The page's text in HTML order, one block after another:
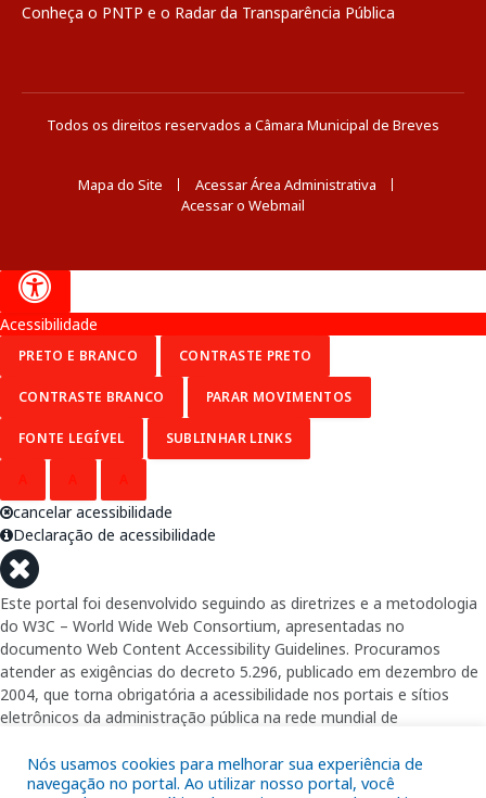
Conheça o PNTP e o Radar da Transparência Pública
Todos os direitos reservados a Câmara Municipal de Breves
Mapa do Site
Acessar Área Administrativa
Acessar o Webmail
Nós usamos cookies para melhorar sua experiência de
navegação no portal. Ao utilizar nosso portal, você
Acessibilidade
PRETO E BRANCO CONTRASTE PRETO
CONTRASTE BRANCO PARAR MOVIMENTOS
FONTE LEGÍVEL SUBLINHAR LINKS
cancelar acessibilidade
Declaração de acessibilidade
Este portal foi desenvolvido seguindo as diretrizes e a metodologia
do W3C – World Wide Web Consortium, apresentadas no
documento Web Content Accessibility Guidelines. Procuramos
atender as exigências do decreto 5.296, publicado em dezembro de
2004, que torna obrigatória a acessibilidade nos portais e sítios
eletrônicos da administração pública na rede mundial de
garantindo-lhes o pleno acesso aos conteúdos disponíveis.